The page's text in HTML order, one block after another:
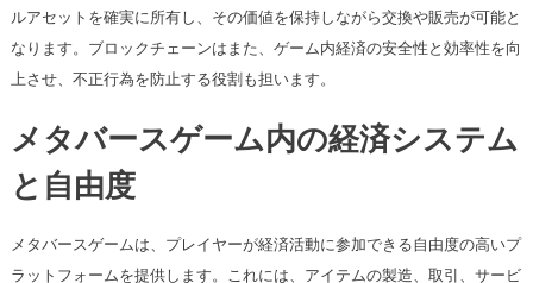
ルアセットを確実に所有し、その価値を保持しながら交換や販売が可能と
なります。ブロックチェーンはまた、ゲーム内経済の安全性と効率性を向
上させ、不正行為を防止する役割も担います。
メタバースゲーム内の経済システム
と自由度
メタバースゲームは、プレイヤーが経済活動に参加できる自由度の高いプ
ラットフォームを提供します。これには、アイテムの製造、取引、サービ